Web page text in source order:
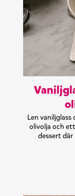
Len
olivolja och
dessert